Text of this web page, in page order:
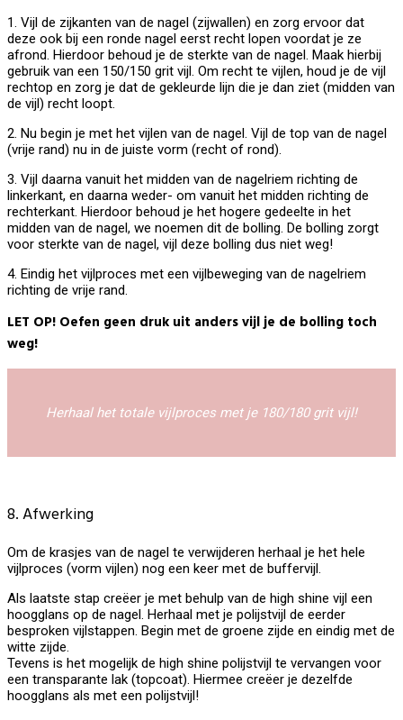
1. Vijl de zijkanten van de nagel (zijwallen) en zorg ervoor dat
deze ook bij een ronde nagel eerst recht lopen voordat je ze
afrond. Hierdoor behoud je de sterkte van de nagel. Maak hierbij
gebruik van een 150/150 grit vijl. Om recht te vijlen, houd je de vijl
rechtop en zorg je dat de gekleurde lijn die je dan ziet (midden van
de vijl) recht loopt.
2. Nu begin je met het vijlen van de nagel. Vijl de top van de nagel
(vrije rand) nu in de juiste vorm (recht of rond).
3. Vijl daarna vanuit het midden van de nagelriem richting de
linkerkant, en daarna weder- om vanuit het midden richting de
rechterkant. Hierdoor behoud je het hogere gedeelte in het
midden van de nagel, we noemen dit de bolling. De bolling zorgt
voor sterkte van de nagel, vijl deze bolling dus niet weg!
4. Eindig het vijlproces met een vijlbeweging van de nagelriem
richting de vrije rand.
LET OP! Oefen geen druk uit anders vijl je de bolling toch
weg!
Herhaal het totale vijlproces met je 180/180 grit vijl!
8. Afwerking
Om de krasjes van de nagel te verwijderen herhaal je het hele
vijlproces (vorm vijlen) nog een keer met de buffervijl.
Als laatste stap creëer je met behulp van de high shine vijl een
hoogglans op de nagel. Herhaal met je polijstvijl de eerder
besproken vijlstappen. Begin met de groene zijde en eindig met de
witte zijde.
Tevens is het mogelijk de high shine polijstvijl te vervangen voor
een transparante lak (topcoat). Hiermee creëer je dezelfde
hoogglans als met een polijstvijl!